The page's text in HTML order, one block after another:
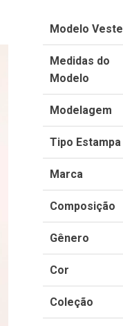
Modelo Veste
Medidas do
Modelo
Modelagem
Tipo Estampa
Marca
Composição
Gênero
Cor
Coleção